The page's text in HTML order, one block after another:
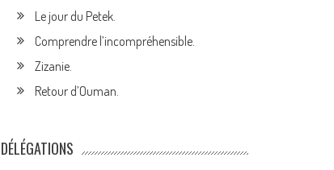
Le jour du Petek.
Comprendre l’incompréhensible.
Zizanie.
Retour d’Ouman.
DÉLÉGATIONS